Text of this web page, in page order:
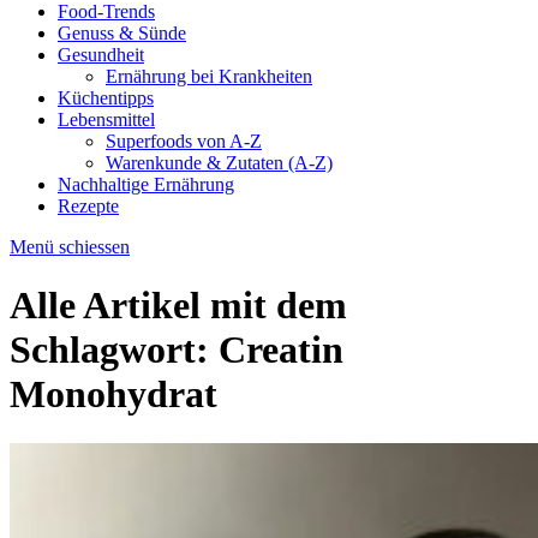
Food-Trends
Genuss & Sünde
Gesundheit
Ernährung bei Krankheiten
Küchentipps
Lebensmittel
Superfoods von A-Z
Warenkunde & Zutaten (A-Z)
Nachhaltige Ernährung
Rezepte
Menü schiessen
Alle Artikel mit dem
Schlagwort: Creatin
Monohydrat